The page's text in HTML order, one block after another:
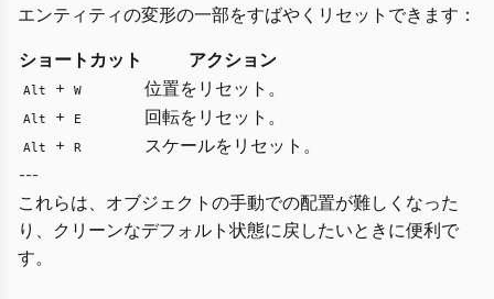
エンティティの変形の一部をすばやくリセットできます：
ショートカット アクション
Alt + W 位置をリセット。
Alt + E 回転をリセット。
Alt + R
スケールをリセット。
---
これらは、オブジェクトの手動での配置が難しくなった
り、クリーンなデフォルト状態に戻したいときに便利で
す。